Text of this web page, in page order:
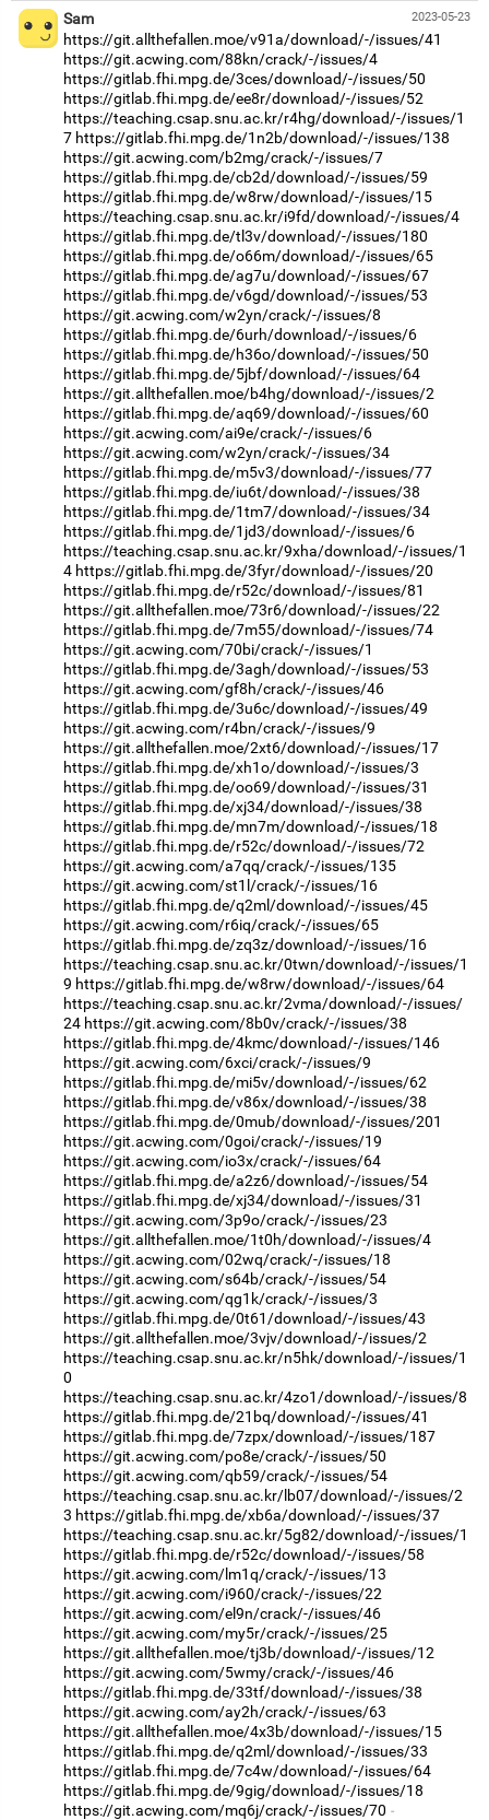
2023-05-23
Sam
https://git.allthefallen.moe/v91a/download/-/issues/41
https://git.acwing.com/88kn/crack/-/issues/4
https://gitlab.fhi.mpg.de/3ces/download/-/issues/50
https://gitlab.fhi.mpg.de/ee8r/download/-/issues/52
https://teaching.csap.snu.ac.kr/r4hg/download/-/issues/1
7 https://gitlab.fhi.mpg.de/1n2b/download/-/issues/138
https://git.acwing.com/b2mg/crack/-/issues/7
https://gitlab.fhi.mpg.de/cb2d/download/-/issues/59
https://gitlab.fhi.mpg.de/w8rw/download/-/issues/15
https://teaching.csap.snu.ac.kr/i9fd/download/-/issues/4
https://gitlab.fhi.mpg.de/tl3v/download/-/issues/180
https://gitlab.fhi.mpg.de/o66m/download/-/issues/65
https://gitlab.fhi.mpg.de/ag7u/download/-/issues/67
https://gitlab.fhi.mpg.de/v6gd/download/-/issues/53
https://git.acwing.com/w2yn/crack/-/issues/8
https://gitlab.fhi.mpg.de/6urh/download/-/issues/6
https://gitlab.fhi.mpg.de/h36o/download/-/issues/50
https://gitlab.fhi.mpg.de/5jbf/download/-/issues/64
https://git.allthefallen.moe/b4hg/download/-/issues/2
https://gitlab.fhi.mpg.de/aq69/download/-/issues/60
https://git.acwing.com/ai9e/crack/-/issues/6
https://git.acwing.com/w2yn/crack/-/issues/34
https://gitlab.fhi.mpg.de/m5v3/download/-/issues/77
https://gitlab.fhi.mpg.de/iu6t/download/-/issues/38
https://gitlab.fhi.mpg.de/1tm7/download/-/issues/34
https://gitlab.fhi.mpg.de/1jd3/download/-/issues/6
https://teaching.csap.snu.ac.kr/9xha/download/-/issues/1
4 https://gitlab.fhi.mpg.de/3fyr/download/-/issues/20
https://gitlab.fhi.mpg.de/r52c/download/-/issues/81
https://git.allthefallen.moe/73r6/download/-/issues/22
https://gitlab.fhi.mpg.de/7m55/download/-/issues/74
https://git.acwing.com/70bi/crack/-/issues/1
https://gitlab.fhi.mpg.de/3agh/download/-/issues/53
https://git.acwing.com/gf8h/crack/-/issues/46
https://gitlab.fhi.mpg.de/3u6c/download/-/issues/49
https://git.acwing.com/r4bn/crack/-/issues/9
https://git.allthefallen.moe/2xt6/download/-/issues/17
https://gitlab.fhi.mpg.de/xh1o/download/-/issues/3
https://gitlab.fhi.mpg.de/oo69/download/-/issues/31
https://gitlab.fhi.mpg.de/xj34/download/-/issues/38
https://gitlab.fhi.mpg.de/mn7m/download/-/issues/18
https://gitlab.fhi.mpg.de/r52c/download/-/issues/72
https://git.acwing.com/a7qq/crack/-/issues/135
https://git.acwing.com/st1l/crack/-/issues/16
https://gitlab.fhi.mpg.de/q2ml/download/-/issues/45
https://git.acwing.com/r6iq/crack/-/issues/65
https://gitlab.fhi.mpg.de/zq3z/download/-/issues/16
https://teaching.csap.snu.ac.kr/0twn/download/-/issues/1
9 https://gitlab.fhi.mpg.de/w8rw/download/-/issues/64
https://teaching.csap.snu.ac.kr/2vma/download/-/issues/
24 https://git.acwing.com/8b0v/crack/-/issues/38
https://gitlab.fhi.mpg.de/4kmc/download/-/issues/146
https://git.acwing.com/6xci/crack/-/issues/9
https://gitlab.fhi.mpg.de/mi5v/download/-/issues/62
https://gitlab.fhi.mpg.de/v86x/download/-/issues/38
https://gitlab.fhi.mpg.de/0mub/download/-/issues/201
https://git.acwing.com/0goi/crack/-/issues/19
https://git.acwing.com/io3x/crack/-/issues/64
https://gitlab.fhi.mpg.de/a2z6/download/-/issues/54
https://gitlab.fhi.mpg.de/xj34/download/-/issues/31
https://git.acwing.com/3p9o/crack/-/issues/23
https://git.allthefallen.moe/1t0h/download/-/issues/4
https://git.acwing.com/02wq/crack/-/issues/18
https://git.acwing.com/s64b/crack/-/issues/54
https://git.acwing.com/qg1k/crack/-/issues/3
https://gitlab.fhi.mpg.de/0t61/download/-/issues/43
https://git.allthefallen.moe/3vjv/download/-/issues/2
https://teaching.csap.snu.ac.kr/n5hk/download/-/issues/1
0
https://teaching.csap.snu.ac.kr/4zo1/download/-/issues/8
https://gitlab.fhi.mpg.de/21bq/download/-/issues/41
https://gitlab.fhi.mpg.de/7zpx/download/-/issues/187
https://git.acwing.com/po8e/crack/-/issues/50
https://git.acwing.com/qb59/crack/-/issues/54
https://teaching.csap.snu.ac.kr/lb07/download/-/issues/2
3 https://gitlab.fhi.mpg.de/xb6a/download/-/issues/37
https://teaching.csap.snu.ac.kr/5g82/download/-/issues/1
https://gitlab.fhi.mpg.de/r52c/download/-/issues/58
https://git.acwing.com/lm1q/crack/-/issues/13
https://git.acwing.com/i960/crack/-/issues/22
https://git.acwing.com/el9n/crack/-/issues/46
https://git.acwing.com/my5r/crack/-/issues/25
https://git.allthefallen.moe/tj3b/download/-/issues/12
https://git.acwing.com/5wmy/crack/-/issues/46
https://gitlab.fhi.mpg.de/33tf/download/-/issues/38
https://git.acwing.com/ay2h/crack/-/issues/63
https://git.allthefallen.moe/4x3b/download/-/issues/15
https://gitlab.fhi.mpg.de/q2ml/download/-/issues/33
https://gitlab.fhi.mpg.de/7c4w/download/-/issues/64
https://gitlab.fhi.mpg.de/9gig/download/-/issues/18
https://git.acwing.com/mq6j/crack/-/issues/70